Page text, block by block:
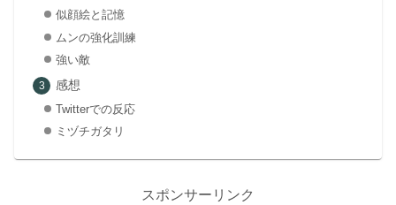
似顔絵と記憶
ムンの強化訓練
強い敵
感想
Twitterでの反応
ミヅチガタリ
スポンサーリンク